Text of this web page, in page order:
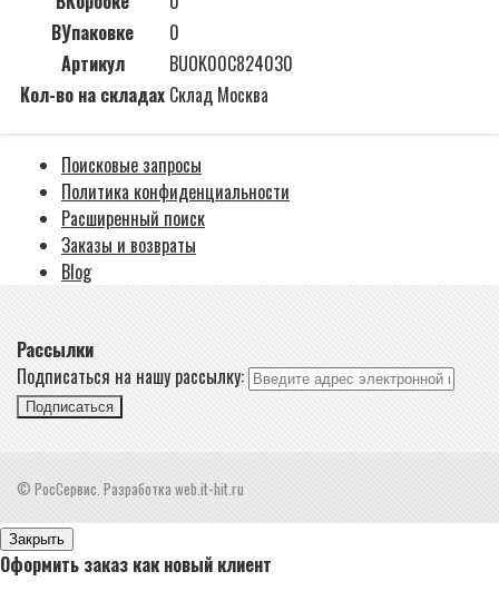
ВУпаковке
0
Артикул
BUOK00C824030
Кол-во на складах Склад Москва
Поисковые запросы
Политика конфиденциальности
Расширенный поиск
Заказы и возвраты
Blog
Рассылки
Подписаться на нашу рассылку:
Подписаться
© РосСервис. Разработка web.it-hit.ru
Закрыть
Оформить заказ как новый клиент